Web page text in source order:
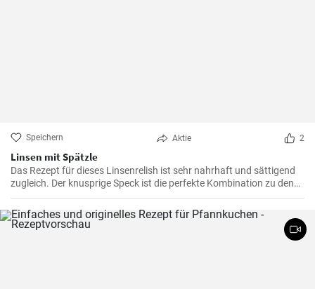
Speichern Aktie 2
Linsen mit Spätzle
Das Rezept für dieses Linsenrelish ist sehr nahrhaft und sättigend
zugleich. Der knusprige Speck ist die perfekte Kombination zu den
Linsen, dem Gemüse und den Spätzle.